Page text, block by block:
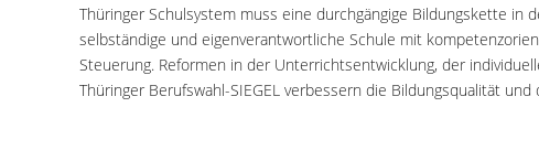
Thüringer Schulsystem muss eine durchgängige Bildungskette in
selbständige und eigenverantwortliche Schule mit
Steuerung. Reformen in der Unterrichtsentwicklung, der
Thüringer Berufswahl-SIEGEL verbessern die Bildungsqualität